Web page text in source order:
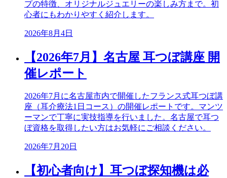
プの特徴、オリジナルジュエリーの楽しみ方まで。初
心者にもわかりやすく紹介します。
2026年8月4日
【2026年7月】名古屋 耳つぼ講座 開
催レポート
2026年7月に名古屋市内で開催したフランス式耳つぼ講
座（耳介療法1日コース）の開催レポートです。マンツ
ーマンで丁寧に実技指導を行いました。名古屋で耳つ
ぼ資格を取得したい方はお気軽にご相談ください。
2026年7月20日
【初心者向け】耳つぼ探知機は必